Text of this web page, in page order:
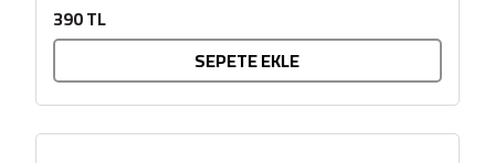
390 TL
SEPETE EKLE